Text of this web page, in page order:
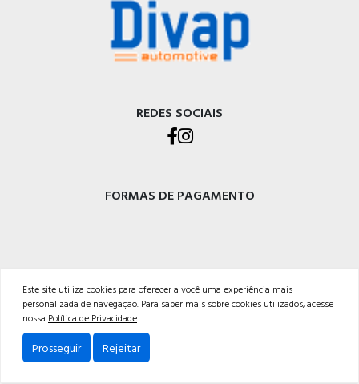
REDES SOCIAIS
FORMAS DE PAGAMENTO
DIVAP AUTOPEÇAS LTDA
Rod. BR-470 - Km 225, Integração<br />Garibaldi - RS, CEP 95720-000 <br />54 3029-
Powered by:
Este site utiliza cookies para oferecer a você uma experiência mais
personalizada de navegação. Para saber mais sobre cookies utilizados, acesse
nossa Política de Privacidade.
Prosseguir Rejeitar